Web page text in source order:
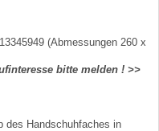
(Abmessungen 260 x
bitte melden ! >>
des Handschuhfaches in